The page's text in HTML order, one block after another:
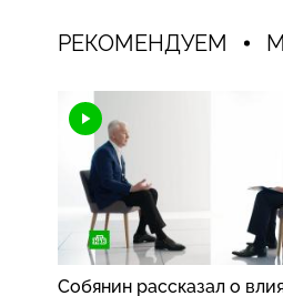
РЕКОМЕНДУЕМ
Собянин рассказал о